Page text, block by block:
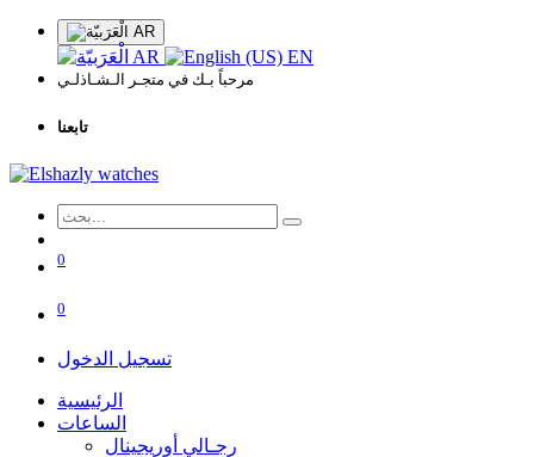
AR
AR EN
مرحباً بـك في متجـر الـشـاذلـي
تابعنا
0
0
تسجيل الدخول
الرئيسية
الساعات
رجـالي أوريجينال